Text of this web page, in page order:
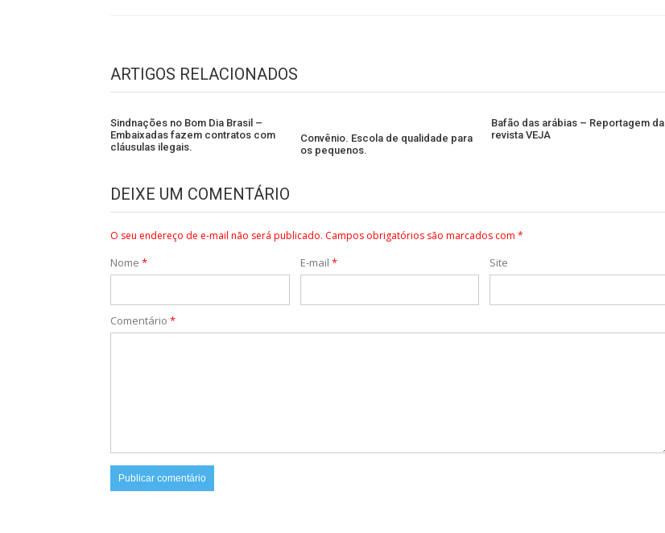
ARTIGOS RELACIONADOS
Sindnações no Bom Dia Brasil –
Embaixadas fazem contratos com
cláusulas ilegais.
Convênio. Escola de qualidade para
os pequenos.
Bafão das arábias – Reportagem da
revista VEJA
DEIXE UM COMENTÁRIO
O seu endereço de e-mail não será publicado. Campos obrigatórios são marcados com *
Nome * E-mail * Site
Comentário *